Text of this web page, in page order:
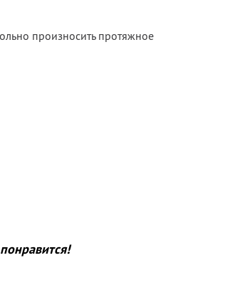
произносить протяжное